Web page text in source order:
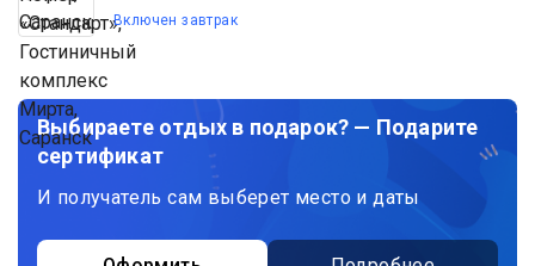
Включен завтрак
Выбираете отдых в подарок? — Подарите
сертификат
И получатель сам выберет место и даты